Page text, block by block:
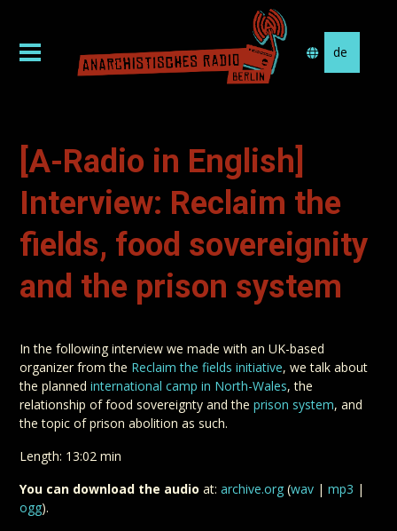
auswählen
[A-Radio in English]
Interview: Reclaim the
fields, food sovereignity
and the prison system
In the following interview we made with an UK-based
organizer from the Reclaim the fields initiative, we talk about
the plannedinternational camp in North-Wales, the
relationship of food sovereignty and theprison system, and
the topic of prison abolition as such.
Length: 13:02 min
You can download the audio at:archive.org (wav |mp3 |
ogg).